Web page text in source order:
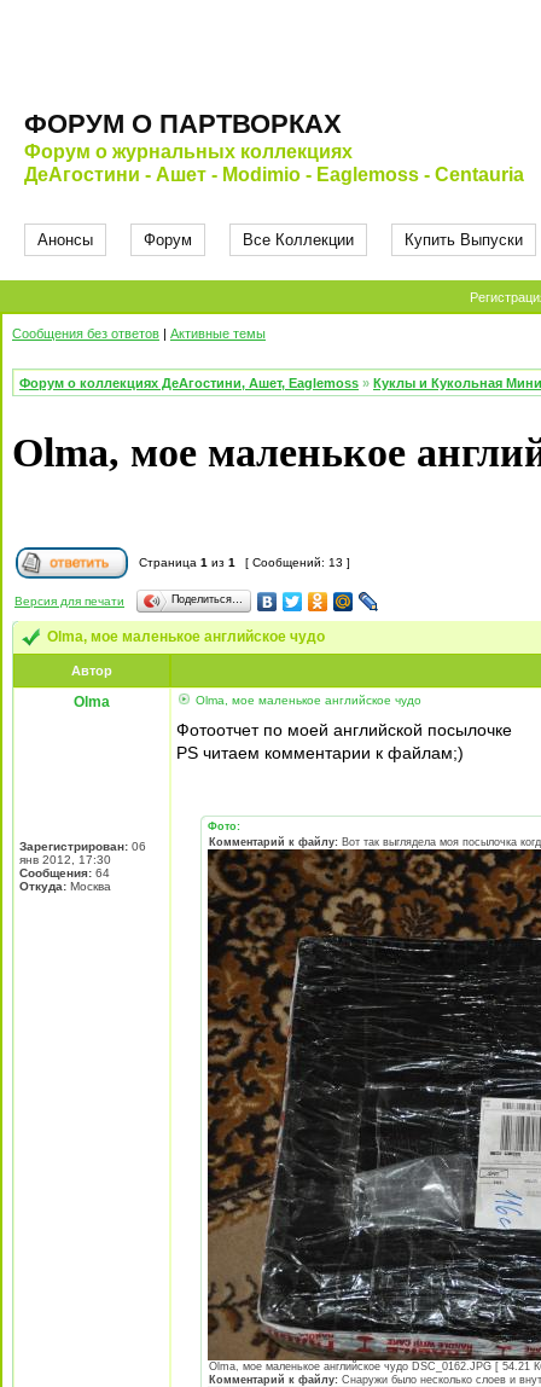
ФОРУМ О ПАРТВОРКАХ
Форум о журнальных коллекциях
ДеАгостини - Ашет - Modimio - Eaglemoss - Centauria
Анонсы Форум Все Коллекции Купить Выпуски
Сообщения без ответов | Активные темы
Форум о коллекциях ДеАгостини, Ашет, Eaglemoss » Куклы и Кукольная
Olma, мое маленькое
Страница 1 из 1 [ Сообщений: 13 ]
Версия для печати Поделиться…
Olma, мое маленькое английское чудо
Автор
Olma
Зарегистрирован: 06
янв 2012, 17:30
Сообщения: 64
Откуда: Москва
Olma, мое маленькое английское чудо
Фотоотчет по моей английской посылочке
PS читаем комментарии к файлам;)
Фото:
Комментарий к файлу: Вот так выглядела моя посылочка
Olma, мое маленькое английское чудо DSC_0162.JPG [ 54.21
Комментарий к файлу: Снаружи было несколько слоев и